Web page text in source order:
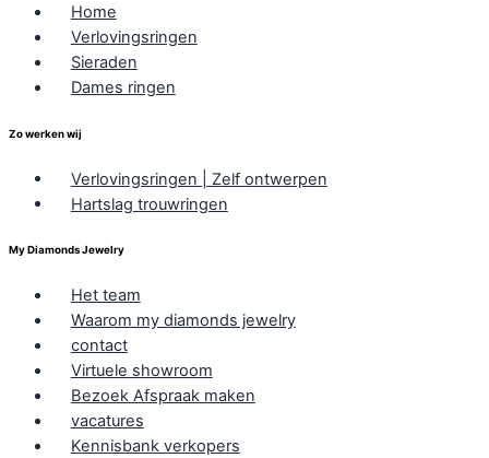
Home
Verlovingsringen
Sieraden
Dames ringen
Zo werken wij
Verlovingsringen | Zelf ontwerpen
Hartslag trouwringen
My Diamonds Jewelry
Het team
Waarom my diamonds jewelry
contact
Virtuele showroom
Bezoek Afspraak maken
vacatures
Kennisbank verkopers